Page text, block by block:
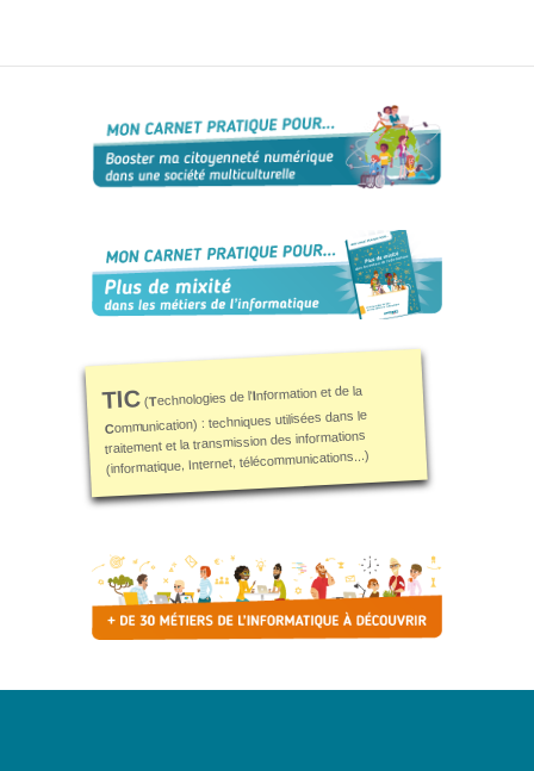
TIC(Technologies de l'Information et de la
Communication) : techniques utilisées dans le
traitement et la transmission des informations
(informatique, Internet, télécommunications...)